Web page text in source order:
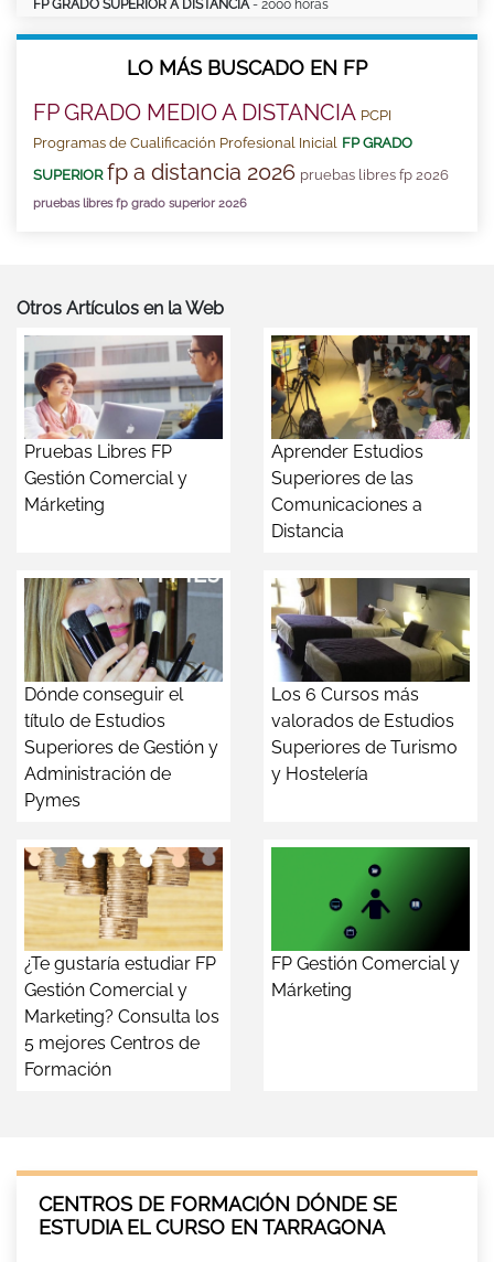
FP GRADO SUPERIOR A DISTANCIA- 2000 horas
LO MÁS BUSCADO EN FP
FP GRADO MEDIO A DISTANCIA PCPI
Programas de Cualificación Profesional Inicial FP GRADO
SUPERIOR fp a distancia 2026 pruebas libres fp 2026
pruebas libres fp grado superior 2026
Otros Artículos en la Web
Pruebas Libres FP
Gestión Comercial y
Márketing
Aprender Estudios
Superiores de las
Comunicaciones a
Distancia
Dónde conseguir el
título de Estudios
Superiores de Gestión y
Administración de
Pymes
Los 6 Cursos más
valorados de Estudios
Superiores de Turismo
y Hostelería
¿Te gustaría estudiar FP
Gestión Comercial y
Marketing? Consulta los
5 mejores Centros de
Formación
FP Gestión Comercial y
Márketing
CENTROS DE FORMACIÓN DÓNDE SE
ESTUDIA EL CURSO EN TARRAGONA